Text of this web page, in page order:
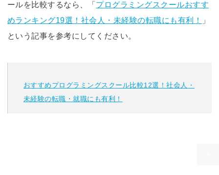
ールを比較するなら、「 プログラミングスクールおすす
めランキング19選！社会人・未経験の転職にも有利！
」
という記事を参考にしてください。
おすすめプログラミングスクール比較12選！社会人・
未経験の転職・就職にも有利！